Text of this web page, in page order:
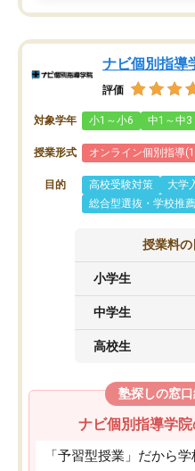
ナビ個別指導
評価
対象学年 小1～小6 中1～中3
授業形式 オンライン個別指導
目的 高校受験対策
大学
総合型選抜・学校推
授業料の
小学生
中学生
高校生
塾探しの窓
ナビ個別指導学
「予習型授業」だから